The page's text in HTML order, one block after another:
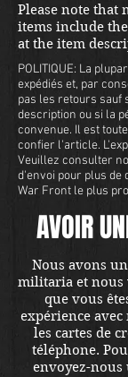
Please note that
items include
at the item
POLITIQUE: La
expédiés et, par
pas les retours sauf
description ou si la
convenue. Il est
confier l'article.
Veuillez consulter
d'envoi pour plus de
War Front le plus
AVOIR
Nous avons
militaria et nous
que vous
expérience avec
les cartes de
téléphone.
envoyez-nous